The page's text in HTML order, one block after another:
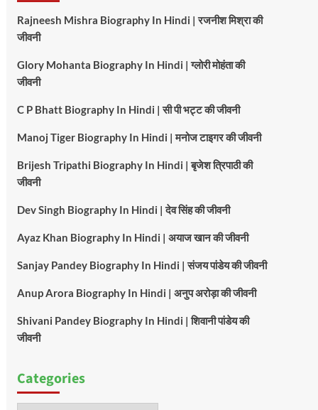
Rajneesh Mishra Biography In Hindi | रजनीश मिश्रा की
जीवनी
Glory Mohanta Biography In Hindi | ग्लोरी मोहंता की
जीवनी
C P Bhatt Biography In Hindi | सी पी भट्ट की जीवनी
Manoj Tiger Biography In Hindi | मनोज टाइगर की जीवनी
Brijesh Tripathi Biography In Hindi | बृजेश त्रिपाठी की
जीवनी
Dev Singh Biography In Hindi | देव सिंह की जीवनी
Ayaz Khan Biography In Hindi | अयाज खान की जीवनी
Sanjay Pandey Biography In Hindi | संजय पांडेय की जीवनी
Anup Arora Biography In Hindi | अनुप अरोड़ा की जीवनी
Shivani Pandey Biography In Hindi | शिवानी पांडेय की
जीवनी
Categories